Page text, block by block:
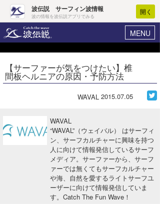
波伝説 サーフィン波情報
波の情報を波伝説アプリでみる
開く
MENU
ヘルプ マイホーム
ログイン
WAVE HUNTER波予想ツール
サーフィンエリアガイド
【サーファーが気をつけたい】椎
間板ヘルニアの原因・予防方法
WAVAL 2015.07.05
WAVAL
“WAVAL”（ウェイバル） はサーフィ
ン、サーフカルチャーに興味を持つ
人に向けて情報発信しているサーフ
メディア。サーファーから、サーフ
ァーでは無くてもサーフカルチャー
や海、自然を愛するライトサーフユ
ーザーに向けて情報発信していま
す。Catch The Fun Wave！
Core Surf Japan
アート＆エンタメ
ショップ情報